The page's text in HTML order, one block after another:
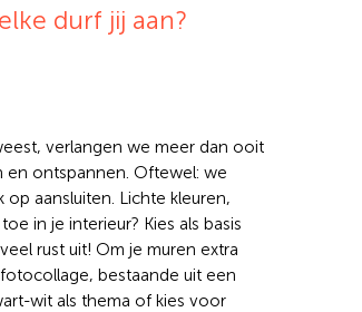
durf jij aan?
verlangen we meer dan ooit
en ontspannen. Oftewel: we
aansluiten. Lichte kleuren,
in je interieur? Kies als basis
rust uit! Om je muren extra
bestaande uit een
wit als thema of kies voor